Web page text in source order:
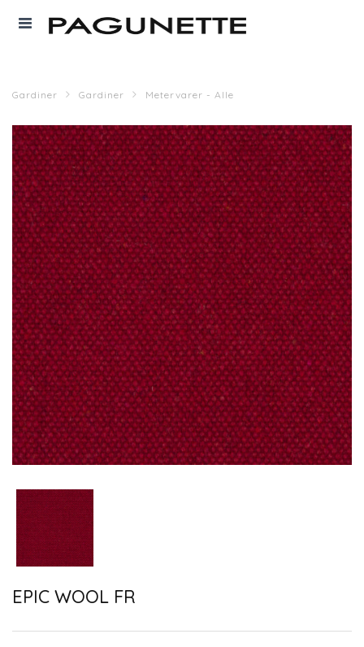
Gardiner Gardiner Metervarer - Alle
EPIC WOOL FR